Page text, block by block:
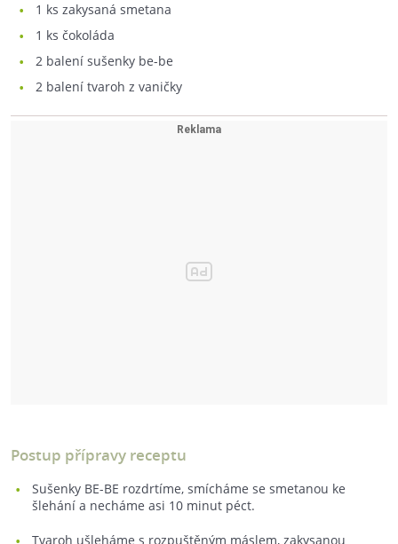
1 ks zakysaná smetana
1 ks čokoláda
2 balení sušenky be-be
2 balení tvaroh z vaničky
Postup přípravy receptu
Sušenky BE-BE rozdrtíme, smícháme se smetanou ke
šlehání a necháme asi 10 minut péct.
Tvaroh ušleháme s rozpuštěným máslem, zakysanou